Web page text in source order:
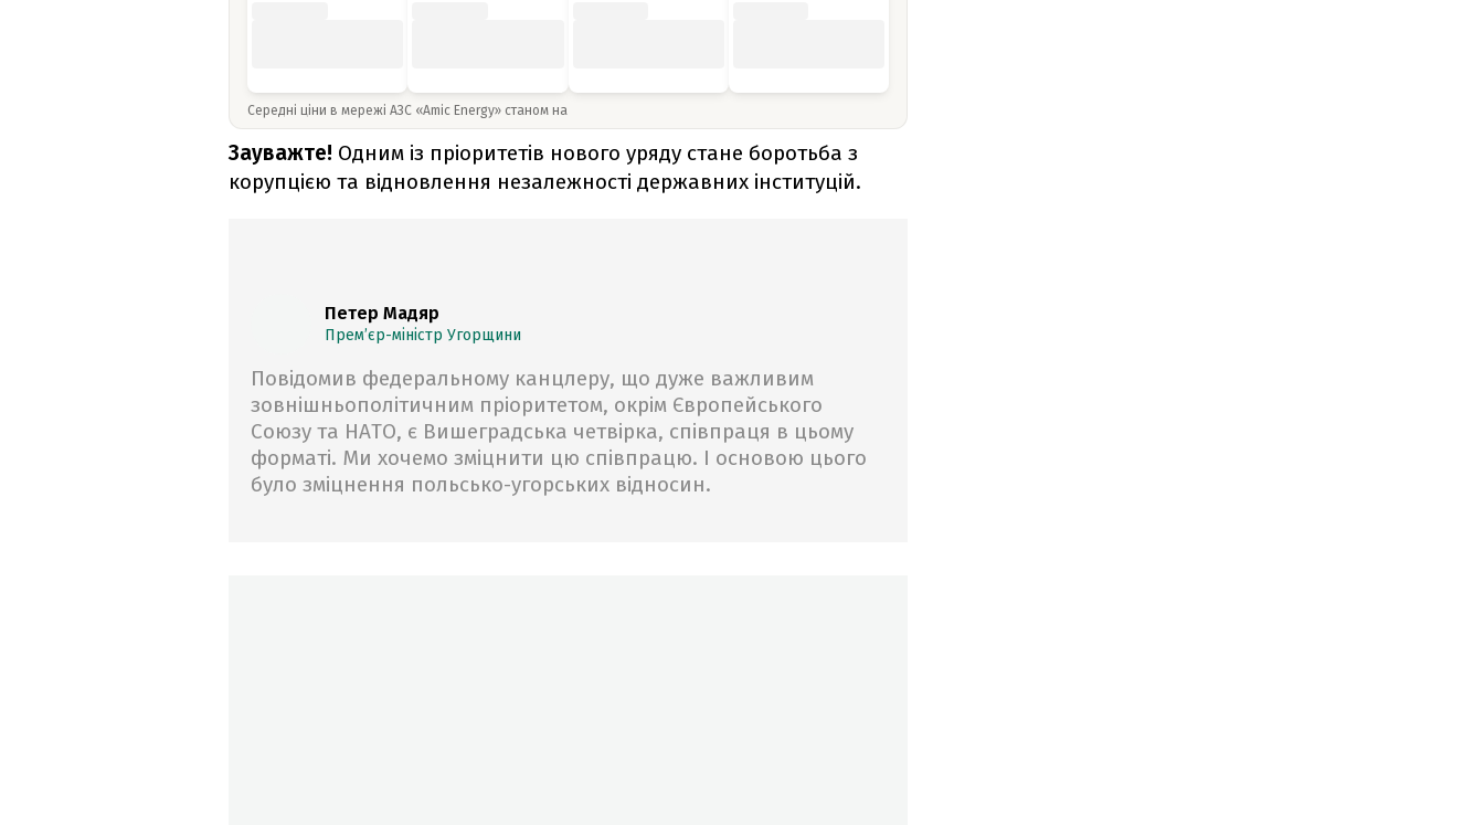
Середні ціни в мережі АЗС «Amic Energy» станом на
Зауважте! Одним із пріоритетів нового уряду стане боротьба з
корупцією та відновлення незалежності державних інституцій.
Петер Мадяр
Прем’єр-міністр Угорщини
Повідомив федеральному канцлеру, що дуже важливим
зовнішньополітичним пріоритетом, окрім Європейського
Союзу та НАТО, є Вишеградська четвірка, співпраця в цьому
форматі. Ми хочемо зміцнити цю співпрацю. І основою цього
було зміцнення польсько-угорських відносин.